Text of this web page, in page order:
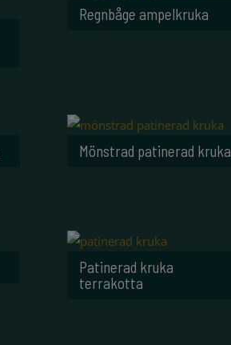
Regnbåge ampelkruka
Mönstrad patinerad kruka
Patinerad kruka
terrakotta